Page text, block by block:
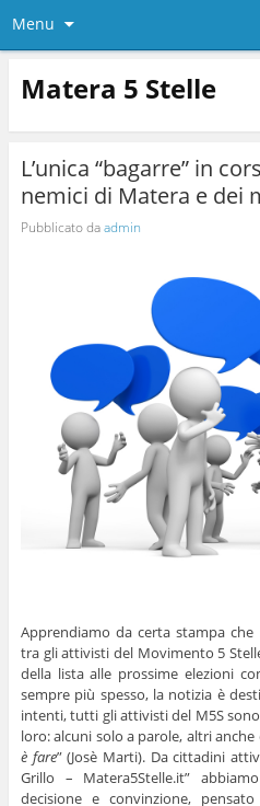
Menu
Matera 5 Stelle
L’unica “bagarre” in
nemici di Matera e dei
Pubblicato daadmin
Apprendiamo da certa stampa che
tra gli attivisti del Movimento 5
della lista alle prossime elezioni
sempre più spesso, la notizia è
intenti, tutti gli attivisti del M5S
loro: alcuni solo a parole, altri anche
è fare” (Josè Marti). Da cittadini
Grillo – Matera5Stelle.it”
decisione e convinzione,